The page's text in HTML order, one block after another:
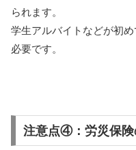
られます。
学生アルバイトなどが初
必要です。
注意点④：労災保険